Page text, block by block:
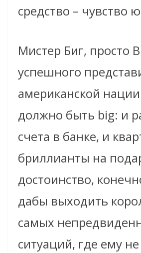
средство – чувство
Мистер Биг, просто
успешного
американской нации
должно быть big: и
счета в банке, и
бриллианты на
достоинство,
дабы выходить
самых
ситуаций, где ему не